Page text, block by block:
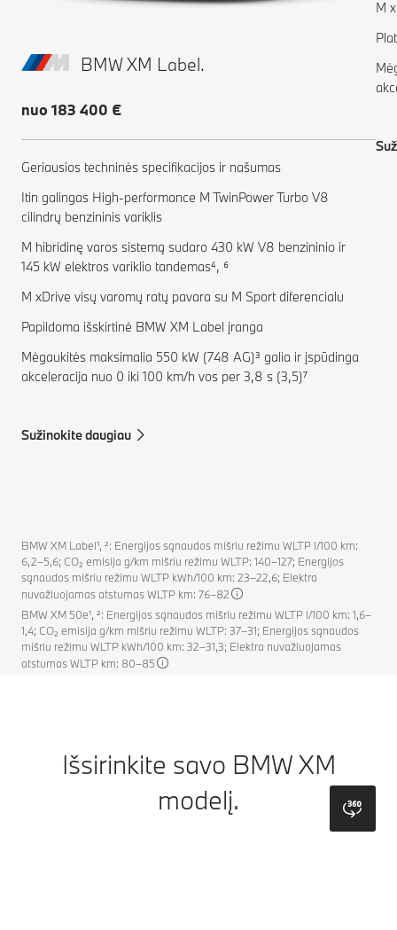
BMW XM Label.
nuo 183 400 €
Geriausios techninės specifikacijos ir našumas
Itin galingas High-performance M TwinPower Turbo V8
cilindrų benzininis variklis
M hibridinę varos sistemą sudaro 430 kW V8 benzininio ir
145 kW elektros variklio tandemas⁴, ⁶
M xDrive visų varomų ratų pavara su M Sport diferencialu
Papildoma išskirtinė BMW XM Label įranga
Mėgaukitės maksimalia 550 kW (748 AG)³ galia ir įspūdinga
akceleracija nuo 0 iki 100 km/h vos per 3,8 s (3,5)⁷
Sužinokite daugiau
M
BMW XM Label¹, ²: Energijos sąnaudos mišriu režimu WLTP l/100 km:
6,2–5,6; CO₂ emisija g/km mišriu režimu WLTP: 140–127; Energijos
sąnaudos mišriu režimu WLTP kWh/100 km: 23–22,6; Elektra
nuvažiuojamas atstumas WLTP km: 76–82
BMW XM 50e¹, ²: Energijos sąnaudos mišriu režimu WLTP l/100 km: 1,6–
1,4; CO₂ emisija g/km mišriu režimu WLTP: 37–31; Energijos sąnaudos
mišriu režimu WLTP kWh/100 km: 32–31,3; Elektra nuvažiuojamas
atstumas WLTP km: 80–85
Išsirinkite savo BMW XM
modelį.